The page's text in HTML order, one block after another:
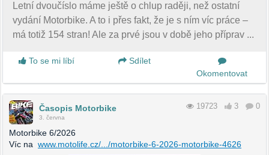
Letní dvoučíslo máme ještě o chlup raději, než ostatní
vydání Motorbike. A to i přes fakt, že je s ním víc práce –
má totiž 154 stran! Ale za prvé jsou v době jeho příprav ...
To se mi líbí
Sdílet
Okomentovat
Časopis Motorbike
3. června
19723 3 0
Motorbike 6/2026
Víc na www.motolife.cz/.../motorbike-6-2026-motorbike-4626